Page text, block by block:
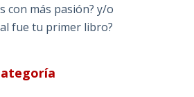
con más pasión? y/o
fue tu primer libro?